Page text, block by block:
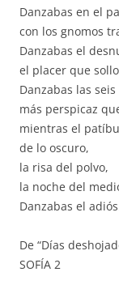
Danzabas en el
con los gnomos
Danzabas el
el placer que
Danzabas las
más perspicaz
mientras el
de lo oscuro,
la risa del polvo,
la noche del
Danzabas el
De “Días
SOFÍA 2